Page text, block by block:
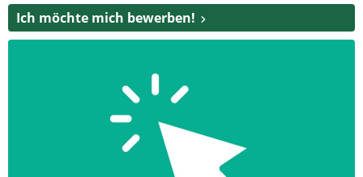
Ich möchte mich bewerben!